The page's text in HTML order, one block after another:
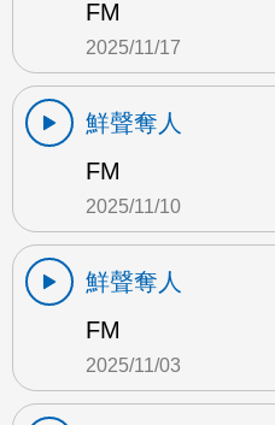
FM
2025/11/17
鮮聲奪人
FM
2025/11/10
鮮聲奪人
FM
2025/11/03